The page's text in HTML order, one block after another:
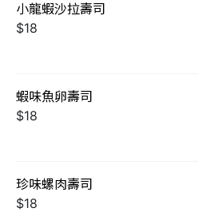
小龍蝦沙拉壽司
$18
蝦味魚卵壽司
$18
珍味螺肉壽司
$18